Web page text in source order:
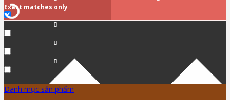
Exact matches only
Danh mục sản phẩm